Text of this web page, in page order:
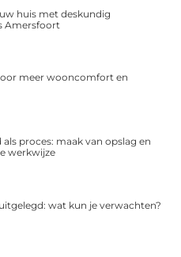
huis met deskundig
Amersfoort
meer wooncomfort en
proces: maak van opslag en
werkwijze
wat kun je verwachten?